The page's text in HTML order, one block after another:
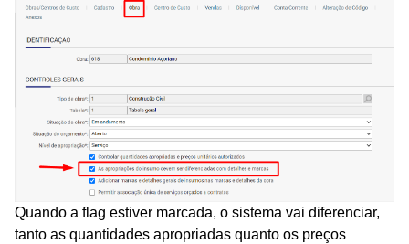
Quando a flag estiver marcada, o sistema vai diferenciar,
tanto as quantidades apropriadas quanto os preços